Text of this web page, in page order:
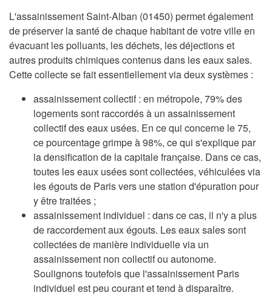
L'assainissement Saint-Alban (01450) permet également
de préserver la santé de chaque habitant de votre ville en
évacuant les polluants, les déchets, les déjections et
autres produits chimiques contenus dans les eaux sales.
Cette collecte se fait essentiellement via deux systèmes :
assainissement collectif : en métropole, 79% des
logements sont raccordés à un assainissement
collectif des eaux usées. En ce qui concerne le 75,
ce pourcentage grimpe à 98%, ce qui s'explique par
la densification de la capitale française. Dans ce cas,
toutes les eaux usées sont collectées, véhiculées via
les égouts de Paris vers une station d'épuration pour
y être traitées ;
assainissement individuel : dans ce cas, il n'y a plus
de raccordement aux égouts. Les eaux sales sont
collectées de manière individuelle via un
assainissement non collectif ou autonome.
Soulignons toutefois que l'assainissement Paris
individuel est peu courant et tend à disparaître.